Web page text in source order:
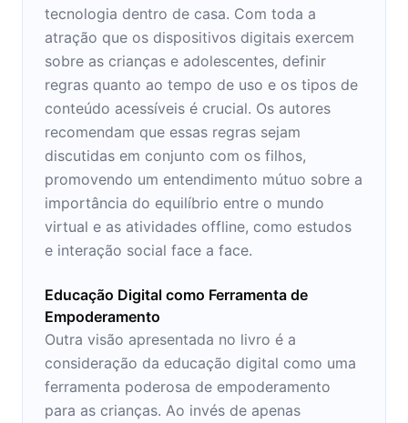
tecnologia dentro de casa. Com toda a
atração que os dispositivos digitais exercem
sobre as crianças e adolescentes, definir
regras quanto ao tempo de uso e os tipos de
conteúdo acessíveis é crucial. Os autores
recomendam que essas regras sejam
discutidas em conjunto com os filhos,
promovendo um entendimento mútuo sobre a
importância do equilíbrio entre o mundo
virtual e as atividades offline, como estudos
e interação social face a face.
Educação Digital como Ferramenta de
Empoderamento
Outra visão apresentada no livro é a
consideração da educação digital como uma
ferramenta poderosa de empoderamento
para as crianças. Ao invés de apenas